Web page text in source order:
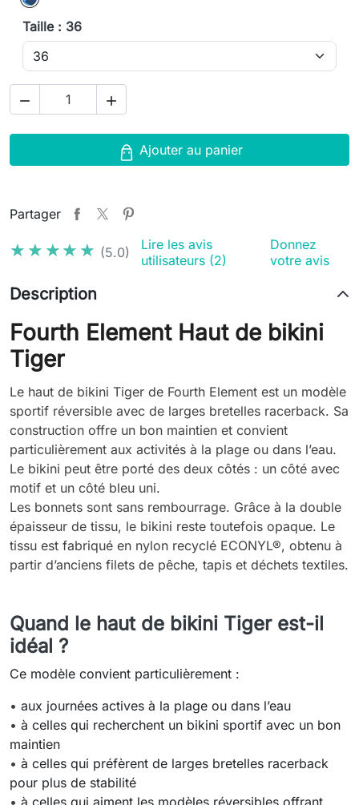
Taille : 36
 
Ajouter au panier
Partager
★★★★★
★★★★★ (5.0)
Lire les avis
utilisateurs (2)
Donnez
votre avis
Description
Fourth Element Haut de bikini
Tiger
Le haut de bikini Tiger de Fourth Element est un modèle
sportif réversible avec de larges bretelles racerback. Sa
construction offre un bon maintien et convient
particulièrement aux activités à la plage ou dans l’eau.
Le bikini peut être porté des deux côtés : un côté avec
motif et un côté bleu uni.
Les bonnets sont sans rembourrage. Grâce à la double
épaisseur de tissu, le bikini reste toutefois opaque. Le
tissu est fabriqué en nylon recyclé ECONYL®, obtenu à
partir d’anciens filets de pêche, tapis et déchets textiles.
Quand le haut de bikini Tiger est-il
idéal ?
Ce modèle convient particulièrement :
• aux journées actives à la plage ou dans l’eau
• à celles qui recherchent un bikini sportif avec un bon
maintien
• à celles qui préfèrent de larges bretelles racerback
pour plus de stabilité